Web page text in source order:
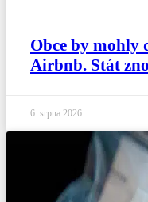
Obce by mohly
Airbnb. Stát
6. srpna 2026